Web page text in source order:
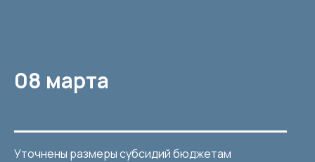
08 марта
Уточнены размеры субсидий бюджетам